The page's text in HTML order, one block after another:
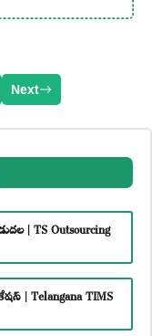
Next
| TS Outsourcing
| Telangana TIMS